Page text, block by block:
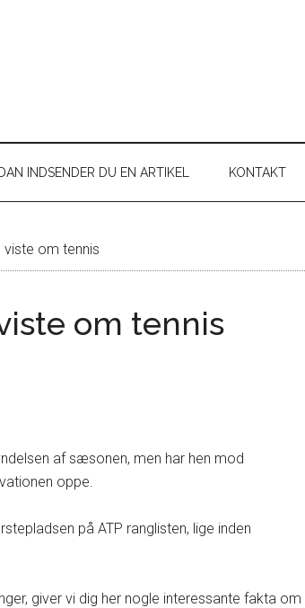
INDSENDER DU EN ARTIKEL KONTAKT
viste om tennis
om tennis
af sæsonen, men har hen mod
oppe.
på ATP ranglisten, lige inden
giver vi dig her nogle interessante fakta om